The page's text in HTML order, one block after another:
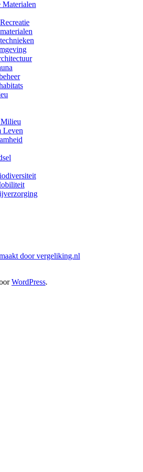
Leven
door vergeliking.nl
WordPress.